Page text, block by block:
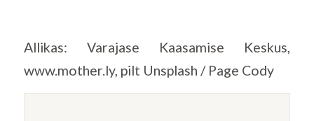
Allikas: Varajase Kaasamise Keskus,
www.mother.ly, pilt Unsplash / Page Cody